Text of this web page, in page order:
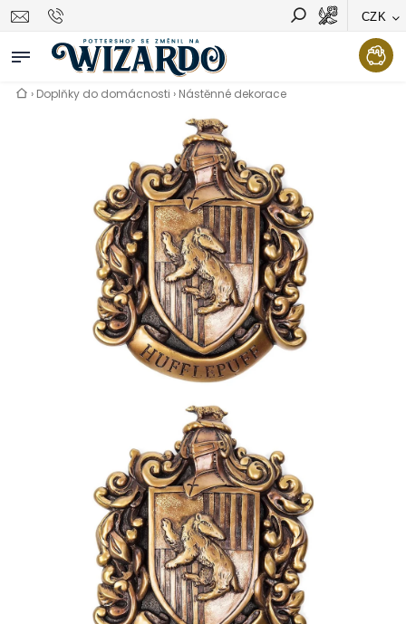
CZK
Vyhledávání Hledat
› Doplňky do domácnosti › Nástěnné dekorace